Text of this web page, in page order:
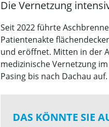
Die Vernetzung
Seit 2022 führte
Patientenakte
und eröffnet. Mitten in der
medizinische Vernetzung
Pasing bis nach Dachau
DAS KÖNNTE SIE